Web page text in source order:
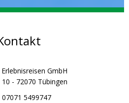
Erlebnisreisen GmbH
10 - 72070 Tübingen
5499747